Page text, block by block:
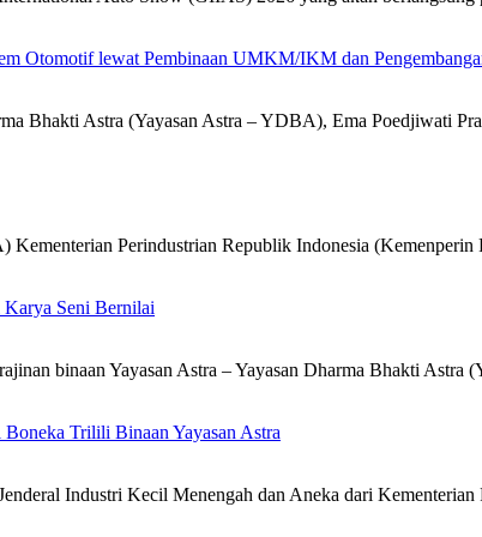
Otomotif lewat Pembinaan UMKM/IKM dan
Bhakti Astra (Yayasan Astra – YDBA), Ema Poedjiwati
Perindustrian Republik Indonesia
Seni Bernilai
binaan Yayasan Astra – Yayasan Dharma Bhakti Astra
Trilili Binaan Yayasan Astra
Industri Kecil Menengah dan Aneka dari